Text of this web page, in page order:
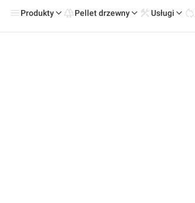
Produkty Pellet drzewny Usługi